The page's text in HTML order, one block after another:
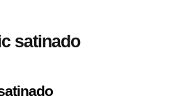
satinado